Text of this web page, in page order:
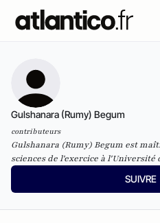
Gulshanara (Rumy) Begum
contributeurs
Gulshanara (Rumy) Begum est
sciences de l'exercice à l'Université
SUIVRE